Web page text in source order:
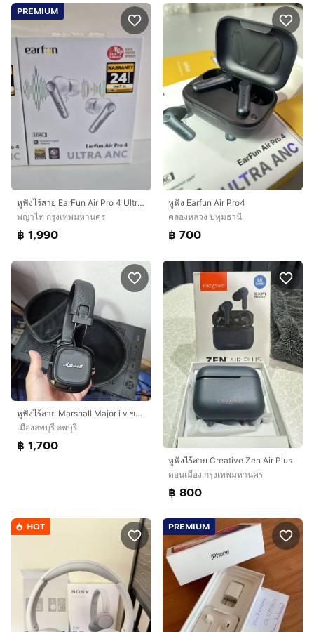
PREMIUM
หูฟังไร้สาย EarFun Air Pro 4 Ultra ANC สีขาว
พญาไท กรุงเทพมหานคร
฿ 1,990
หูฟัง Earfun Air Pro4
คลองหลวง ปทุมธานี
฿ 700
หูฟังไร้สาย Marshall Major i v ของแท้ Bluetooth ใช้งานแบบไร้สาย
เมืองลพบุรี ลพบุรี
฿ 1,700
หูฟังไร้สาย Creative Zen Air Plus
ดอนเมือง กรุงเทพมหานคร
฿ 800
HOT PREMIUM